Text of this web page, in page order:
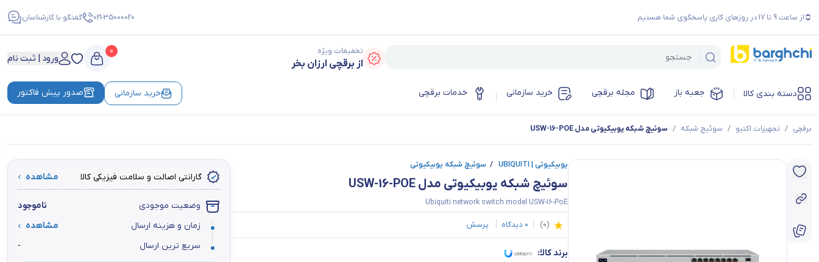
از ساعت 9 تا 17 در روزهای کاری پاسخگوی شما هستیم 021-35000020 گفتگو با کارشناسان
تخفیفات ویژه
از برقچی ارزان بخر
0
ورود | ثبت نام
دسته بندی کالا جعبه باز مجله برقچی خرید سازمانی خدمات برقچی خرید سازمانی صدور پیش فاکتور
برقچی / تجهیزات اکتیو / سوئیچ شبکه / سوئیچ شبکه یوبیکیوتی مدل USW-16-POE
یوبیکیوتی | UBIQUITI / سوئیچ شبکه یوبیکیوتی
سوئیچ شبکه یوبیکیوتی مدل USW-16-POE
Ubiquiti network switch model USW-16-PoE
(
0
)
0 دیدگاه پرسش
برند کالا:
گارانتی اصالت و سلامت فیزیکی کالا مشاهده
وضعیت موجودی
ناموجود
زمان و هزینه ارسال
مشاهده
سریع ترین ارسال
-